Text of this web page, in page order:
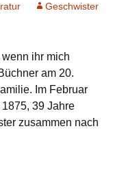
Geschwister
ihr mich
am 20.
Im Februar
39 Jahre
zusammen nach